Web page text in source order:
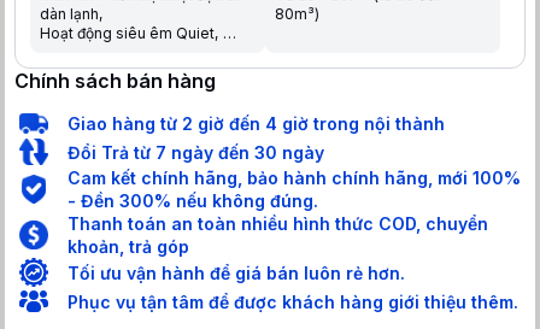
dàn lạnh
Hoạt động siêu êm Quiet
Tự khởi động lại khi có điện
Hẹn giờ bật tắt máy
Dàn nóng có lớp phủ chống
ăn mòn
Chức năng tự chẩn đoán lỗi
Hiển thị màn hình điện tử
Chức năng khóa an toàn cho
trẻ em
Làm lạnh nhanh trong tích tắc
khi mới bật máy
80m³)
Chính sách bán hàng
Giao hàng từ 2 giờ đến 4 giờ trong nội thành
Đổi Trả từ 7 ngày đến 30 ngày
Cam kết chính hãng, bảo hành chính hãng, mới 100%
- Đền 300% nếu không đúng.
Thanh toán an toàn nhiều hình thức COD, chuyển
khoản, trả góp
Tối ưu vận hành để giá bán luôn rẻ hơn.
Phục vụ tận tâm để được khách hàng giới thiệu thêm.